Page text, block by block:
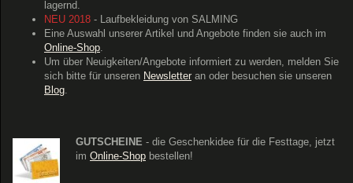
lagernd.
NEU 2018 - Laufbekleidung von SALMING
Eine Auswahl unserer Artikel und Angebote finden sie auch im
Online-Shop.
Um über Neuigkeiten/Angebote informiert zu werden, melden Sie
sich bitte für unseren Newsletter an oder besuchen sie unseren
Blog.
GUTSCHEINE - die Geschenkidee für die Festtage, jetzt
im Online-Shop bestellen!